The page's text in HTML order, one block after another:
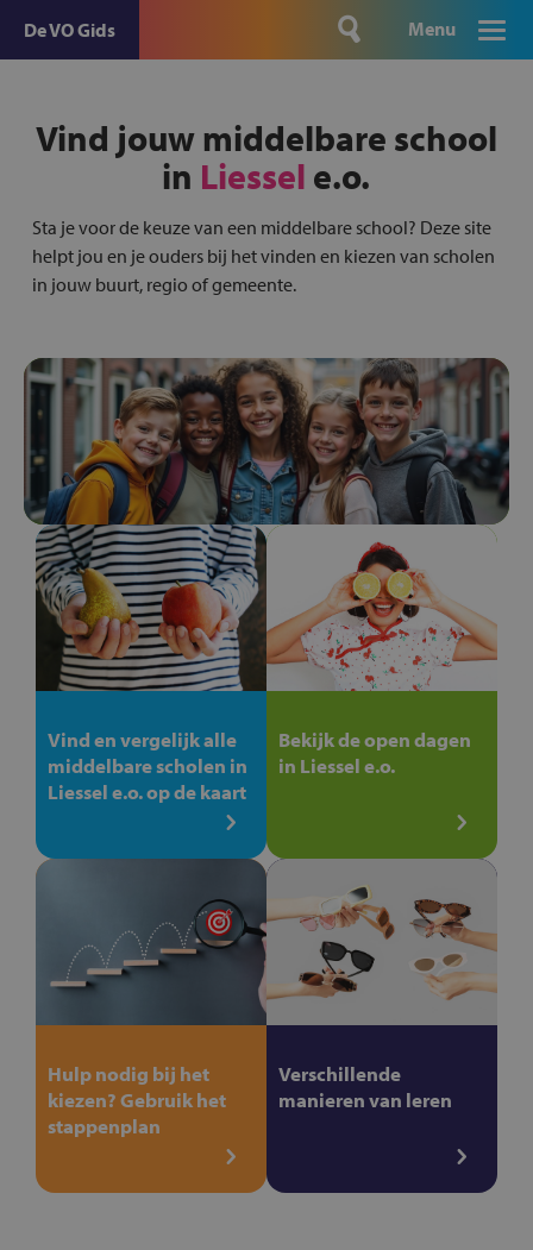
De VO Gids Menu
Vind jouw middelbare school
in Liessel e.o.
Sta je voor de keuze van een middelbare school? Deze site
helpt jou en je ouders bij het vinden en kiezen van scholen
in jouw buurt, regio of gemeente.
Vind en vergelijk alle
middelbare scholen in
Liessel e.o. op de kaart
Bekijk de open dagen
in Liessel e.o.
Hulp nodig bij het
kiezen? Gebruik het
stappenplan
Verschillende
manieren van leren